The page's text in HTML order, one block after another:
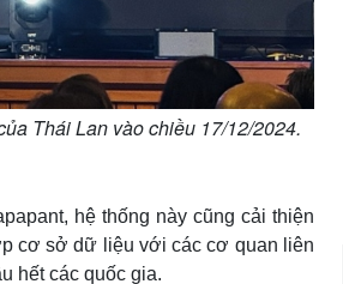
Thái Lan vào chiều 17/12/2024.
hệ thống này cũng cải thiện
cơ sở dữ liệu với các cơ quan liên
hết các quốc gia.